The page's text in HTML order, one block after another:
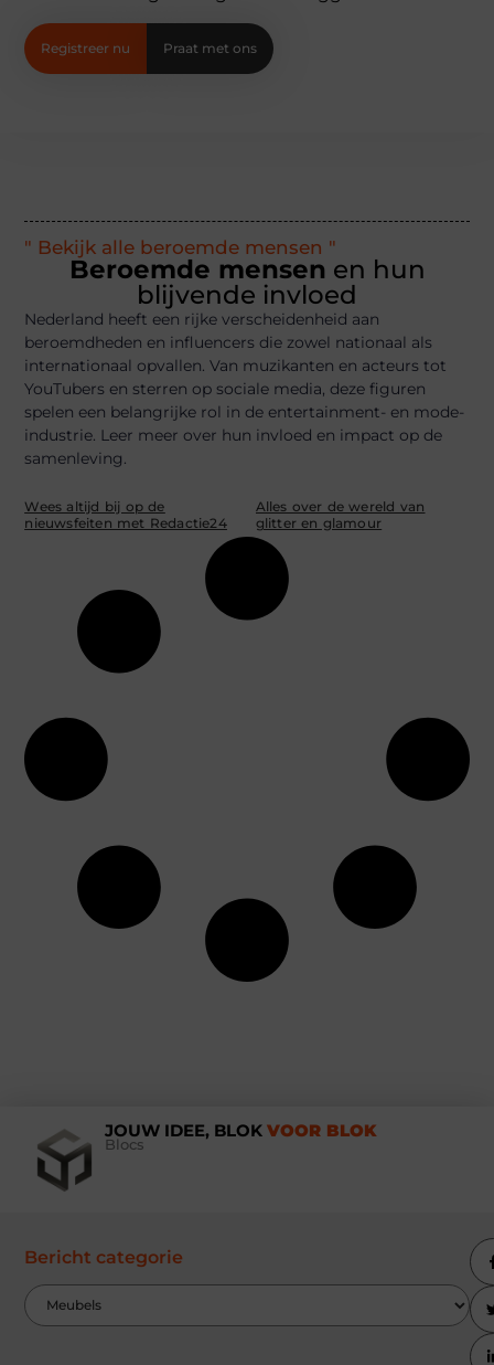
Registreer nu Praat met ons
" Bekijk alle beroemde mensen "
Beroemde mensen en hun
blijvende invloed
Nederland heeft een rijke verscheidenheid aan
beroemdheden en influencers die zowel nationaal als
internationaal opvallen. Van muzikanten en acteurs tot
YouTubers en sterren op sociale media, deze figuren
spelen een belangrijke rol in de entertainment- en mode-
industrie. Leer meer over hun invloed en impact op de
samenleving.
Wees altijd bij op de
nieuwsfeiten met Redactie24
Alles over de wereld van
glitter en glamour
JOUW IDEE, BLOK VOOR BLOK
Blocs
Bericht categorie